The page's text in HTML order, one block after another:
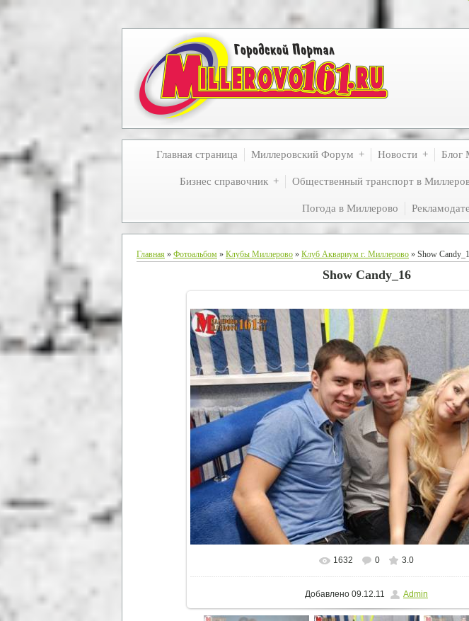
Главная страница Миллеровский Форум Новости Блог
Бизнес справочник Общественный транспорт в
Погода в Миллерово
Главная » Фотоальбом » Клубы Миллерово » Клуб Аквариум г. Миллерово » Show
Show Candy_16
В реальном размере 807x539
1632 0 3.0
Добавлено 09.12.11 Admin